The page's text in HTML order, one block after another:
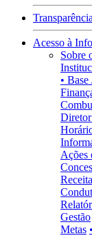
Transparência
Acesso à
Sobre
•
Ações
Gestão
Metas